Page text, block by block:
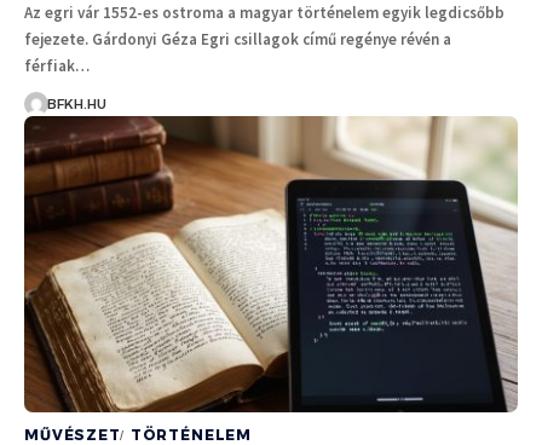
Az egri vár 1552-es ostroma a magyar történelem egyik legdicsőbb
fejezete. Gárdonyi Géza Egri csillagok című regénye révén a
férfiak…
BFKH.HU
MŰVÉSZET TÖRTÉNELEM